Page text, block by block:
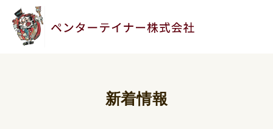
新着情報